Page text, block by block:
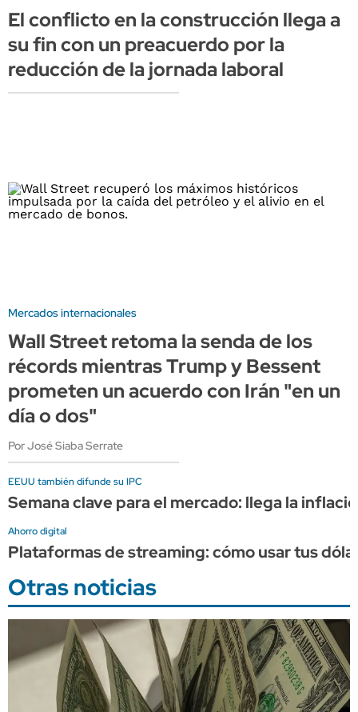
El conflicto en la construcción llega a
su fin con un preacuerdo por la
reducción de la jornada laboral
Mercados internacionales
Wall Street retoma la senda de los
récords mientras Trump y Bessent
prometen un acuerdo con Irán "en un
día o dos"
Por José Siaba Serrate
EEUU también difunde su IPC
Semana clave para el mercado: llega la
Ahorro digital
Plataformas de streaming: cómo usar tus
Otras noticias